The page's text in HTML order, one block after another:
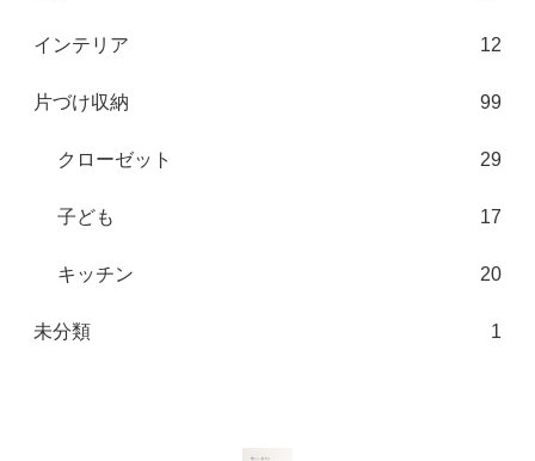
インテリア 12
片づけ収納 99
クローゼット 29
子ども 17
キッチン 20
未分類 1